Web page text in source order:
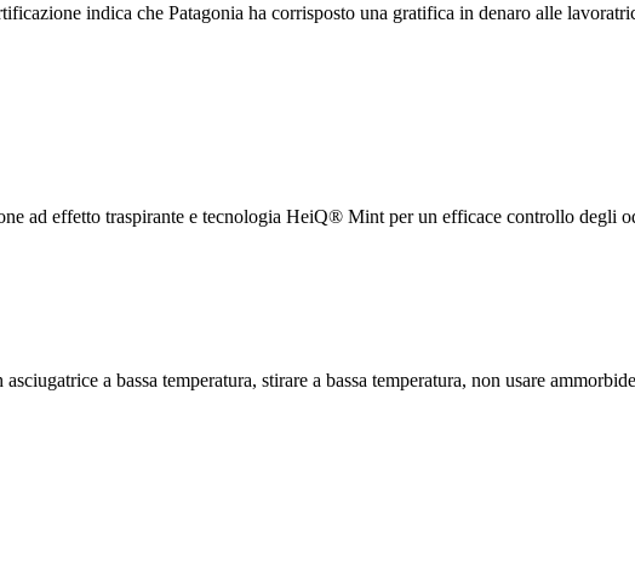
indica che Patagonia ha corrisposto una gratifica in denaro alle
ad effetto traspirante e tecnologia HeiQ® Mint per un efficace controllo degli
a bassa temperatura, stirare a bassa temperatura, non usare